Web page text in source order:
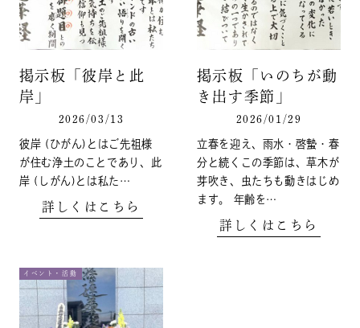
掲示板「彼岸と此
岸」
2026/03/13
彼岸 (ひがん)とはご先祖様
が住む浄土のことであり、此
岸 (しがん)とは私た…
詳しくはこちら
掲示板「いのちが動
き出す季節」
2026/01/29
立春を迎え、雨水・啓蟄・春
分と続くこの季節は、草木が
芽吹き、虫たちも動きはじめ
ます。 年齢を…
詳しくはこちら
イベント・活動